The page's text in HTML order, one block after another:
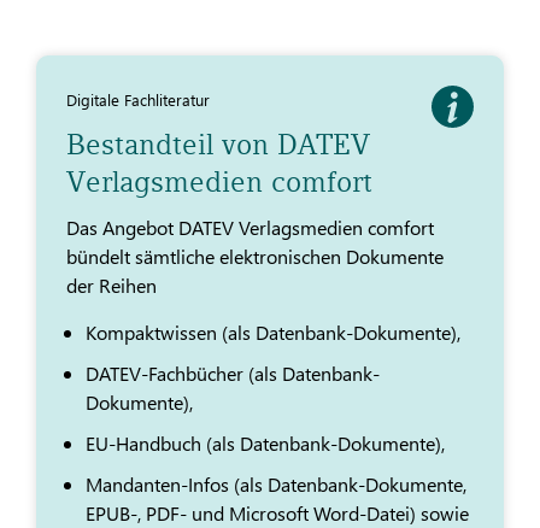
Digitale Fachliteratur
Bestandteil von DATEV
Verlagsmedien comfort
Das Angebot DATEV Verlagsmedien comfort
bündelt sämtliche elektronischen Dokumente
der Reihen
Kompaktwissen (als Datenbank-Dokumente),
DATEV-Fachbücher (als Datenbank-
Dokumente),
EU-Handbuch (als Datenbank-Dokumente),
Mandanten-Infos (als Datenbank-Dokumente,
EPUB-, PDF- und Microsoft Word-Datei) sowie